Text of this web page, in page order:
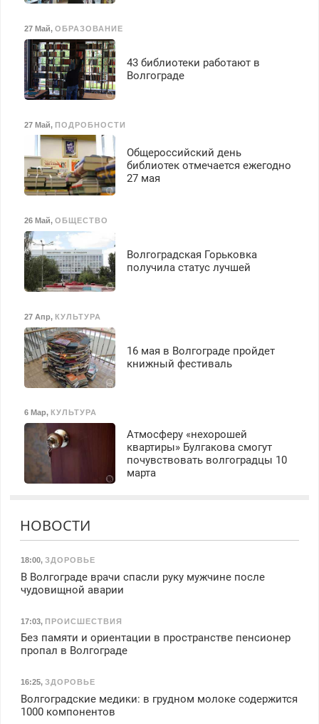
27 Май, ОБРАЗОВАНИЕ
43 библиотеки работают в
Волгограде
27 Май, ПОДРОБНОСТИ
Общероссийский день
библиотек отмечается ежегодно
27 мая
26 Май, ОБЩЕСТВО
Волгоградская Горьковка
получила статус лучшей
27 Апр, КУЛЬТУРА
16 мая в Волгограде пройдет
книжный фестиваль
6 Мар, КУЛЬТУРА
Атмосферу «нехорошей
квартиры» Булгакова смогут
почувствовать волгоградцы 10
марта
НОВОСТИ
18:00, ЗДОРОВЬЕ
В Волгограде врачи спасли руку мужчине после
чудовищной аварии
17:03, ПРОИСШЕСТВИЯ
Без памяти и ориентации в пространстве пенсионер
пропал в Волгограде
16:25, ЗДОРОВЬЕ
Волгоградские медики: в грудном молоке содержится
1000 компонентов